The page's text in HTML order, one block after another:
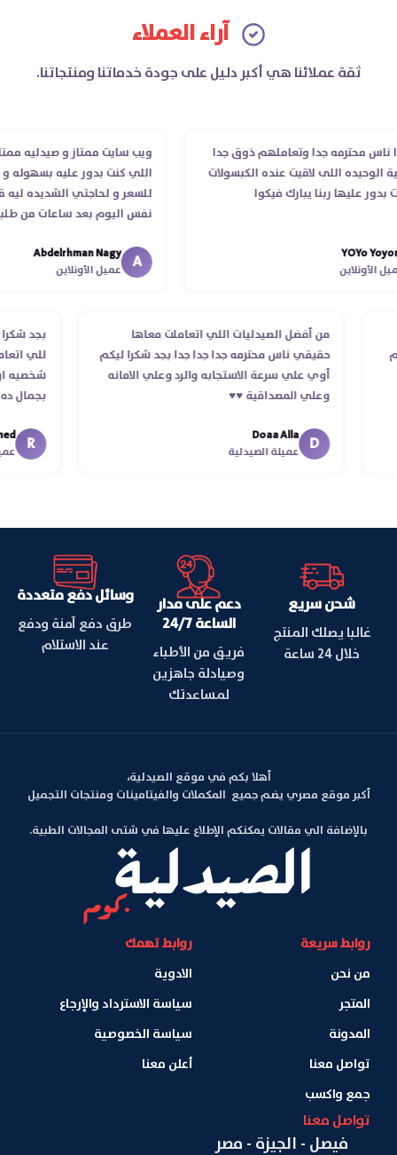
آراء العملاء
ثقة عملائنا هي أكبر دليل على جودة خدماتنا ومنتجاتنا.
محترمه جدا وتعاملهم ذوق جدا
اللى لاقيت عنده الكبسولات
عليها ربنا يبارك فيكوا
YOYo
ويب سايت ممتاز و صيدليه ممتازه
اللي كنت بدور عليه بسهوله و من
للسعر و لحاجتي الشديده ليه
نفس اليوم بعد ساعات من طلبي
انتهاء موعد عمله ..فضل يتابع
استلمت ..شكرا جزيلا ليكم
Abdelrhman Nagy
عميل الأونلاين
من أفضل الصيدليات اللي اتعاملت معاها
حقيقي ناس محترمه جدا جدا جدا بجد شكرا ليكم
أوي علي سرعة الاستجابه والرد وعلي الامانه
وعلي المصداقية ♥️♥️‏
D
Doaa Alla
عميلة الصيدلية
بجد
للي
R
شحن سريع
غالبا يصلك المنتج
خلال 24 ساعة
دعم على مدار
الساعة 24/7
فريق من الأطباء
وصيادلة جاهزين
لمساعدتك
وسائل دفع متعددة
طرق دفع آمنة ودفع
عند الاستلام
أهلا بكم في موقع الصيدلية،
أكبر موقع مصري يضم جميع المكملات والفيتامينات ومنتجات التجميل
بالإضافة الي مقالات يمكنكم الإطلاع عليها في شتى المجالات الطبية.
روابط سريعة
من نحن
المتجر
المدونة
تواصل معنا
جمع واكسب
روابط تهمك
الادوية
سياسة الاسترداد والإرجاع
سياسة الخصوصية
أعلن معنا
تواصل معنا
فيصل - الجيزة - مصر